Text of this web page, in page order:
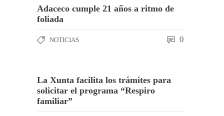
Adaceco cumple 21 años a ritmo de
foliada
NOTICIAS 0
La Xunta facilita los trámites para
solicitar el programa “Respiro
familiar”